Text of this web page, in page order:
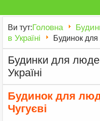
Ви тут:Головна
в Україні
Будинок для
Будинки для
Україні
Будинок для
Чугуєві